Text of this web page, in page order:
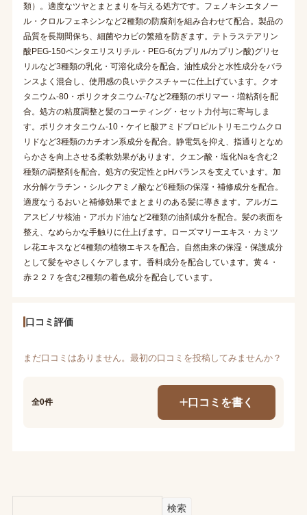
類）。適度なツヤとまとまりを与える処方です。フェノキシエタノー
ル・クロルフェネシンなど2種類の防腐剤を組み合わせて配合。製品の
品質を長期間保ち、細菌やカビの繁殖を防ぎます。テトラステアリン
酸PEG-150ペンタエリスリチル・PEG-6(カプリル/カプリン酸)グリセ
リルなど3種類の乳化・可溶化成分を配合。油性成分と水性成分をバラ
ンスよく混合し、使用感の良いテクスチャーに仕上げています。クオ
タニウム-80・ポリクオタニウム-7など2種類のポリマー・増粘剤を配
合。処方の粘度調整と髪のコーティング・セット力付与に寄与しま
す。ポリクオタニウム-10・ケイヒ酸アミドプロピルトリモニウムクロ
リドなど3種類のカチオン系成分を配合。静電気を抑え、指通りとなめ
らかさを向上させる柔軟効果があります。クエン酸・塩化Naを含む2
種類の調整剤を配合。処方の安定性とpHバランスを支えています。加
水分解ケラチン・シルクアミノ酸など6種類の保湿・補修成分を配合。
適度なうるおいと補修効果でまとまりのある髪に導きます。アルガニ
アスピノサ核油・アボカド油など2種類の油剤成分を配合。髪の表面を
整え、なめらかな手触りに仕上げます。ローズマリーエキス・カミツ
レ花エキスなど4種類の植物エキスを配合。自然由来の保湿・保護成分
として髪をやさしくケアします。香料成分を配合しています。黄４・
赤２２７を含む2種類の着色成分を配合しています。
口コミ評価
まだ口コミはありません。最初の口コミを投稿してみませんか？
全0件 口コミを書く
検索